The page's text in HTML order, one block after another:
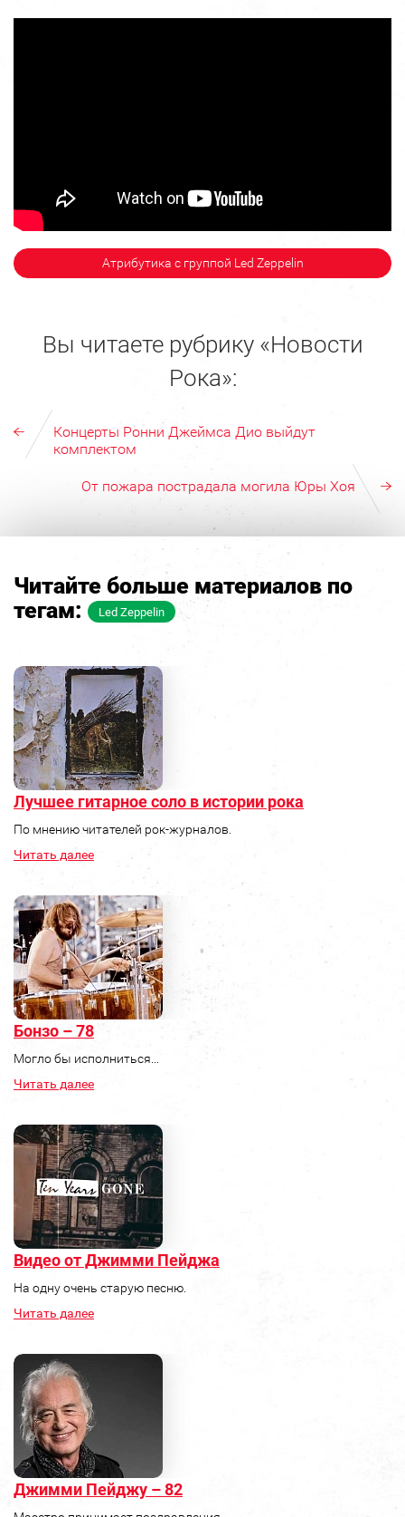
Атрибутика с группой Led Zeppelin
Вы читаете рубрику «Новости
Рока»:
Концерты Ронни Джеймса Дио выйдут
комплектом
От пожара пострадала могила Юры Хоя
Читайте больше материалов по
тегам:
Led Zeppelin
Лучшее гитарное соло в истории рока
По мнению читателей рок-журналов.
Читать далее
Бонзо – 78
Могло бы исполниться...
Читать далее
Видео от Джимми Пейджа
На одну очень старую песню.
Читать далее
Джимми Пейджу – 82